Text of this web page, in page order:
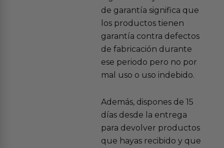
de garantía significa que
los productos tienen
garantía contra defectos
de fabricación durante
ese periodo pero no por
mal uso o uso indebido.
Además, dispones de 15
días desde la entrega
para devolver productos
que hayas recibido y que